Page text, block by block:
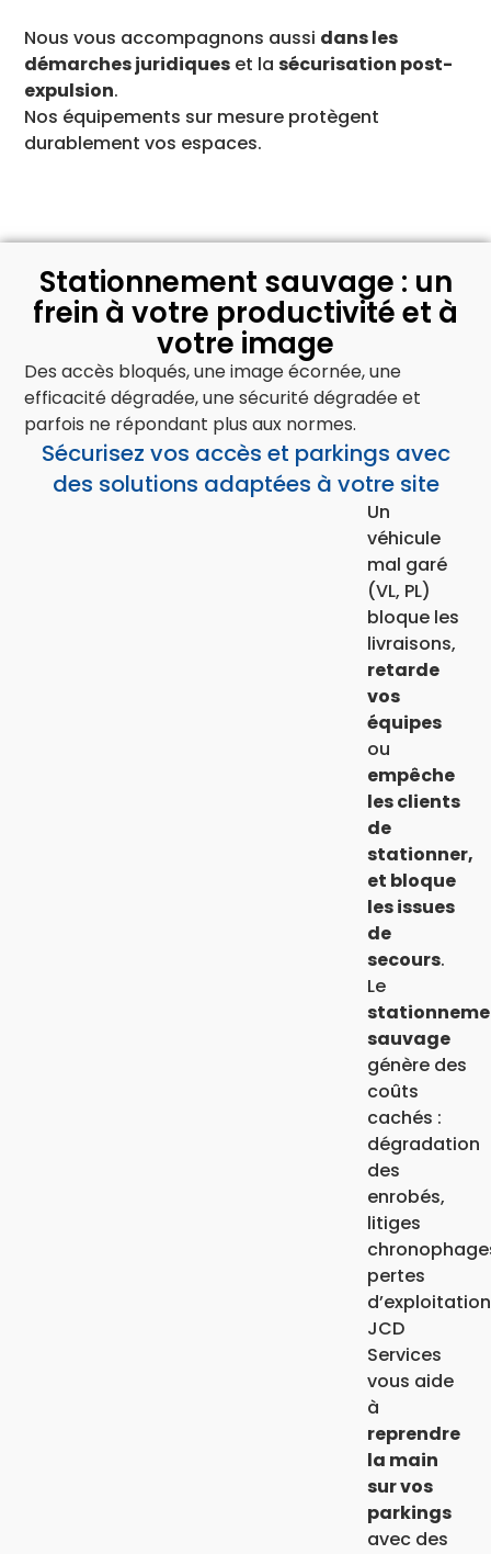
Nous vous accompagnons aussi dans les
démarches juridiques et lasécurisation post-
expulsion.
Nos équipements sur mesure protègent
durablement vos espaces.
Stationnement sauvage : un
frein à votre productivité et à
votre image
Des accès bloqués, une image écornée, une
efficacité dégradée,une sécurité dégradée et
parfois ne répondant plus aux normes.
Sécurisez vos accès et parkings avec
des solutions adaptées à votre site
Un
véhicule
mal garé
(VL, PL)
bloque les
livraisons,
retarde
vos
équipes
ou
empêche
les clients
de
stationner,
et bloque
les issues
de
secours.
Le
sauvage
génère des
coûts
cachés :
dégradation
des
enrobés,
litiges
pertes
JCD
Services
vous aide
à
reprendre
la main
sur vos
parkings
avec des